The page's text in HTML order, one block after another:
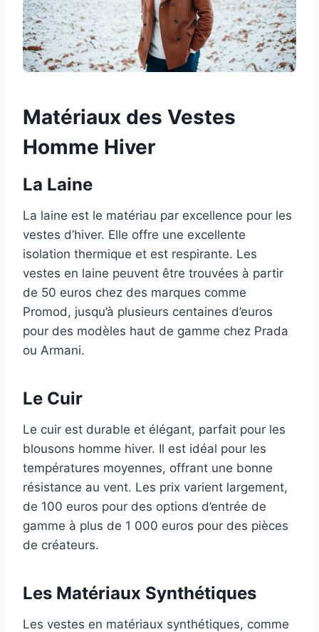
Matériaux des Vestes
Homme Hiver
La Laine
La laine est le matériau par excellence pour les
vestes d’hiver. Elle offre une excellente
isolation thermique et est respirante. Les
vestes en laine peuvent être trouvées à partir
de 50 euros chez des marques comme
Promod, jusqu’à plusieurs centaines d’euros
pour des modèles haut de gamme chez Prada
ou Armani.
Le Cuir
Le cuir est durable et élégant, parfait pour les
blousons homme hiver. Il est idéal pour les
températures moyennes, offrant une bonne
résistance au vent. Les prix varient largement,
de 100 euros pour des options d’entrée de
gamme à plus de 1 000 euros pour des pièces
de créateurs.
Les Matériaux Synthétiques
Les vestes en matériaux synthétiques, comme